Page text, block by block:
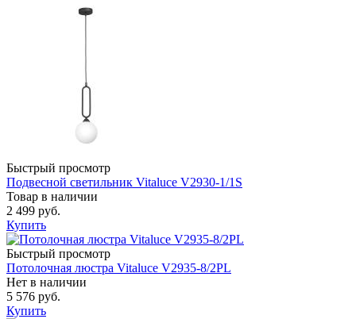
Быстрый просмотр
Подвесной светильник Vitaluce V2930-1/1S
Товар в наличии
2 499 руб.
Купить
Быстрый просмотр
Потолочная люстра Vitaluce V2935-8/2PL
Нет в наличии
5 576 руб.
Купить